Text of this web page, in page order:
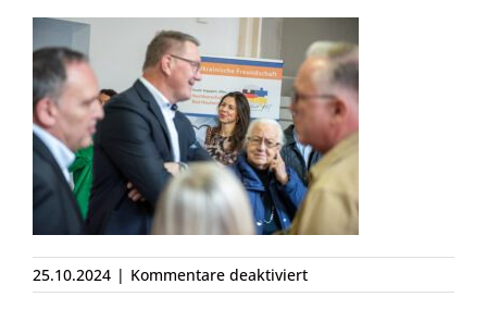
25.10.2024 | Kommentare deaktiviertfür
NaHi-